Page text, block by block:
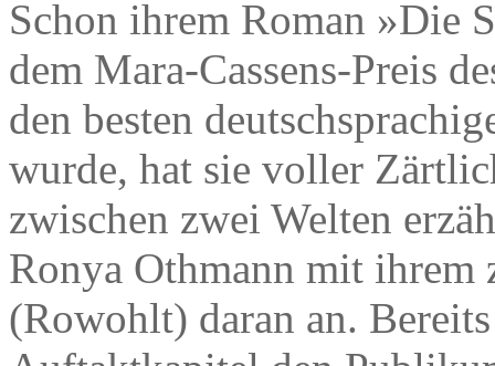
Schon ihrem Roman »Die
dem Mara-Cassens-Preis
den besten
wurde, hat sie voller
zwischen zwei Welten
Ronya Othmann mit ihrem
(Rowohlt) daran an.